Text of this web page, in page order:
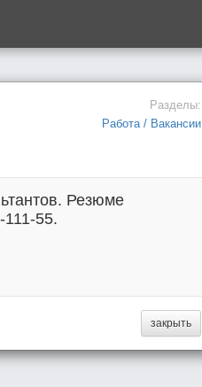
Разделы:
Работа / Вакансии
Резюме
55.
закрыть